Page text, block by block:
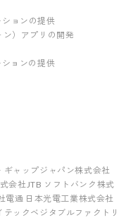
ョンの提供
）アプリの開発
ョンの提供
ャップジャパン株式会社
会社JTB ソフトバンク株式
電通 日本光電工業株式会社
ックベジタブルファクトリ